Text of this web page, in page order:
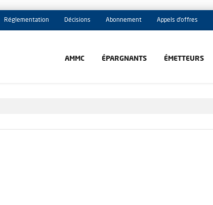
Réglementation Décisions Abonnement Appels d'offres
AMMC ÉPARGNANTS ÉMETTEURS